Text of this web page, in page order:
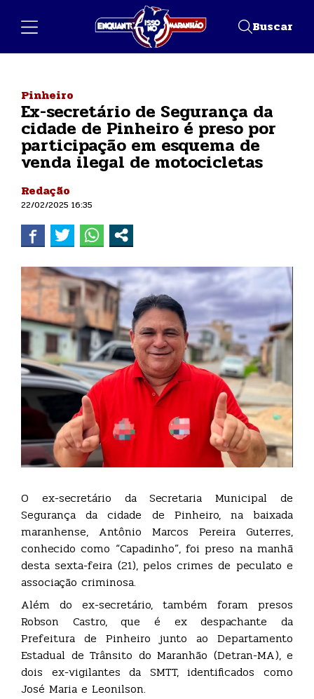
Buscar
Pinheiro
Ex-secretário de Segurança da
cidade de Pinheiro é preso por
participação em esquema de
venda ilegal de motocicletas
Redação
22/02/2025 16:35
O ex-secretário da Secretaria Municipal de
Segurança da cidade de Pinheiro, na baixada
maranhense, Antônio Marcos Pereira Guterres,
conhecido como “Capadinho”, foi preso na manhã
desta sexta-feira (21), pelos crimes de peculato e
associação criminosa.
Além do ex-secretário, também foram presos
Robson Castro, que é ex despachante da
Prefeitura de Pinheiro junto ao Departamento
Estadual de Trânsito do Maranhão (Detran-MA), e
dois ex-vigilantes da SMTT, identificados como
José Maria e Leonilson.